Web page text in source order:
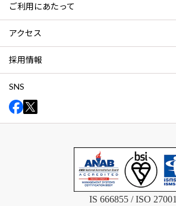
ご利用にあたって
アクセス
採用情報
SNS
IS 666855 / ISO 27001